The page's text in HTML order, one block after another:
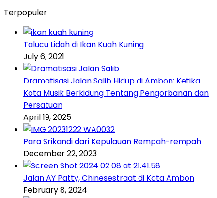
Terpopuler
Talucu Lidah di Ikan Kuah Kuning
July 6, 2021
Dramatisasi Jalan Salib Hidup di Ambon: Ketika
Kota Musik Berkidung Tentang Pengorbanan dan
Persatuan
April 19, 2025
Para Srikandi dari Kepulauan Rempah-rempah
December 22, 2023
Jalan AY Patty, Chinesestraat di Kota Ambon
February 8, 2024